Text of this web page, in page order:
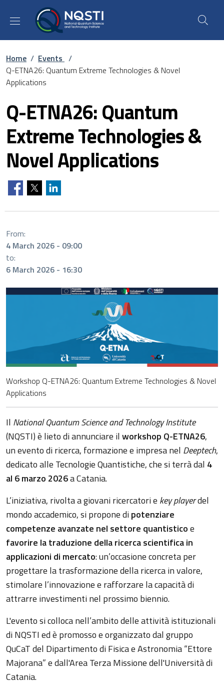
Skip to main content
Skip to footer content
Breadcrumb
Home / Events /
Q-ETNA26: Quantum Extreme Technologies & Novel
Applications
Q-ETNA26: Quantum
Extreme Technologies &
Novel Applications
From:
4 March 2026 - 09:00
to:
6 March 2026 - 16:30
Workshop Q-ETNA26: Quantum Extreme Technologies & Novel
Applications
Il National Quantum Science and Technology Institute
(NQSTI) è lieto di annunciare ilworkshop Q-ETNA26,
un evento di ricerca, formazione e impresa nel Deeptech,
dedicato alle Tecnologie Quantistiche, che si terrà dal 4
al 6 marzo 2026a Catania.
L’iniziativa, rivolta a giovani ricercatori e key playerdel
mondo accademico, si propone dipotenziare
competenze avanzate nel settore quantisticoe
favorire la traduzione della ricerca scientifica in
applicazioni di mercato: un’occasione concreta per
progettare la trasformazione della ricerca in valore,
stimolare l’innovazione e rafforzare la capacità di
attrarre investimenti nel prossimo biennio.
L'evento si colloca nell’ambito delle attività istituzionali
di NQSTI ed è promosso e organizzato dal gruppo
QuCaT del Dipartimento di Fisica e Astronomia “Ettore
Majorana” e dall'Area Terza Missione dell'Università di
Catania.